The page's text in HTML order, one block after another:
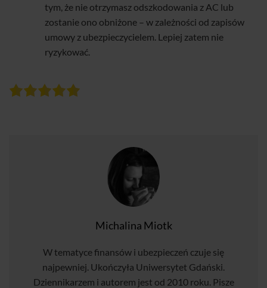
tym, że nie otrzymasz odszkodowania z AC lub
zostanie ono obniżone – w zależności od zapisów
umowy z ubezpieczycielem. Lepiej zatem nie
ryzykować.
Michalina Miotk
W tematyce finansów i ubezpieczeń czuje się
najpewniej. Ukończyła Uniwersytet Gdański.
Dziennikarzem i autorem jest od 2010 roku. Pisze